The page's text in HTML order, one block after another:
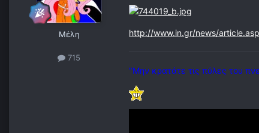
Μέλη
715
http://www.in.gr/news/
"Μην κρατάτε τις πύλες του